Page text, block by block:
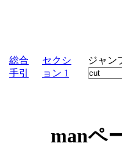
総合
手引
セクシ
ョン 1
ジャン
manペ